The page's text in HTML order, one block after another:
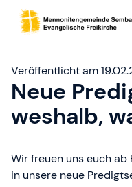
Veröffentlicht am
Neue
weshalb,
Wir freuen uns euch
in unsere neue